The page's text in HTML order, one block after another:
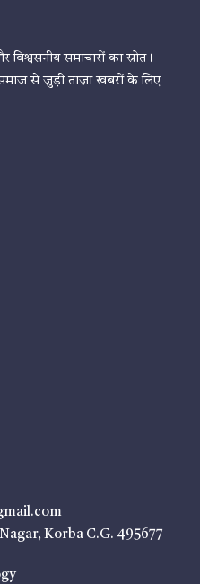
विश्वसनीय समाचारों का स्रोत।
से जुड़ी ताज़ा खबरों के लिए
Korba C.G. 495677